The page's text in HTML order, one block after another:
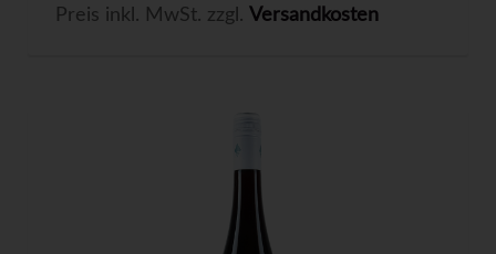
Preis inkl. MwSt. zzgl. Versandkosten